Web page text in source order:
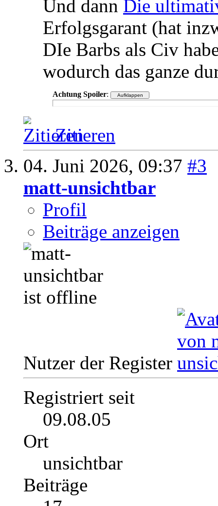
Und dann Die
Erfolgsgarant (hat
DIe Barbs als Civ
wodurch das ganze
Achtung Spoiler:
Zitieren
04. Juni 2026, 09:37 #3
matt-unsichtbar
Profil
Beiträge anzeigen
Nutzer der Register
Registriert seit
09.08.05
Ort
unsichtbar
Beiträge